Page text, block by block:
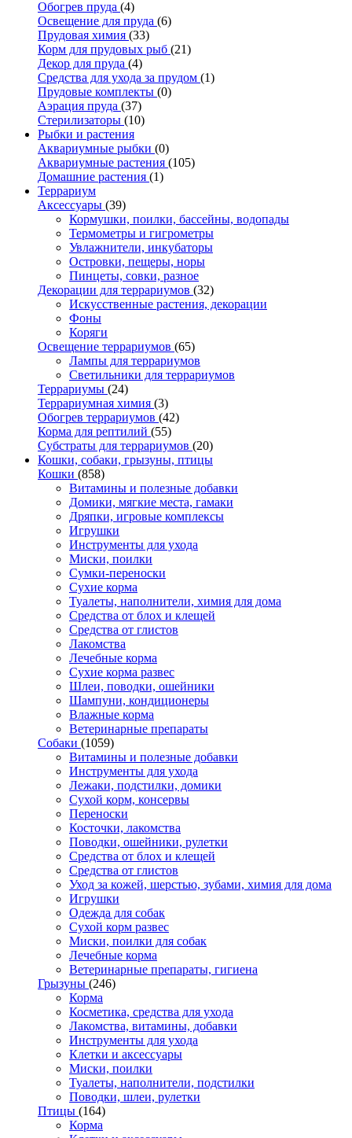
Обогрев пруда (4)
Освещение для пруда (6)
Прудовая химия (33)
Корм для прудовых рыб (21)
Декор для пруда (4)
Средства для ухода за прудом (1)
Прудовые комплекты (0)
Аэрация пруда (37)
Стерилизаторы (10)
Рыбки и растения
Аквариумные рыбки (0)
Аквариумные растения (105)
Домашние растения (1)
Террариум
Аксессуары (39)
Кормушки, поилки, бассейны, водопады
Термометры и гигрометры
Увлажнители, инкубаторы
Островки, пещеры, норы
Пинцеты, совки, разное
Декорации для террариумов (32)
Искусственные растения, декорации
Фоны
Коряги
Освещение террариумов (65)
Лампы для террариумов
Светильники для террариумов
Террариумы (24)
Террариумная химия (3)
Обогрев террариумов (42)
Корма для рептилий (55)
Субстраты для террариумов (20)
Кошки, собаки, грызуны, птицы
Кошки (858)
Витамины и полезные добавки
Домики, мягкие места, гамаки
Дряпки, игровые комплексы
Игрушки
Инструменты для ухода
Миски, поилки
Сумки-переноски
Сухие корма
Туалеты, наполнители, химия для дома
Средства от блох и клещей
Средства от глистов
Лакомства
Лечебные корма
Сухие корма развес
Шлеи, поводки, ошейники
Шампуни, кондиционеры
Влажные корма
Ветеринарные препараты
Собаки (1059)
Витамины и полезные добавки
Инструменты для ухода
Лежаки, подстилки, домики
Сухой корм, консервы
Переноски
Косточки, лакомства
Поводки, ошейники, рулетки
Средства от блох и клещей
Средства от глистов
Уход за кожей, шерстью, зубами, химия для дома
Игрушки
Одежда для собак
Сухой корм развес
Миски, поилки для собак
Лечебные корма
Ветеринарные препараты, гигиена
Грызуны (246)
Корма
Косметика, средства для ухода
Лакомства, витамины, добавки
Инструменты для ухода
Клетки и аксессуары
Миски, поилки
Туалеты, наполнители, подстилки
Поводки, шлеи, рулетки
Птицы (164)
Корма